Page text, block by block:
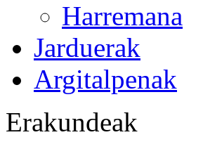
Harremana
Jarduerak
Argitalpenak
Erakundeak